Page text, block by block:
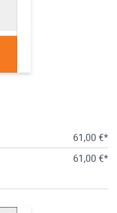
61,00 €*
61,00 €*